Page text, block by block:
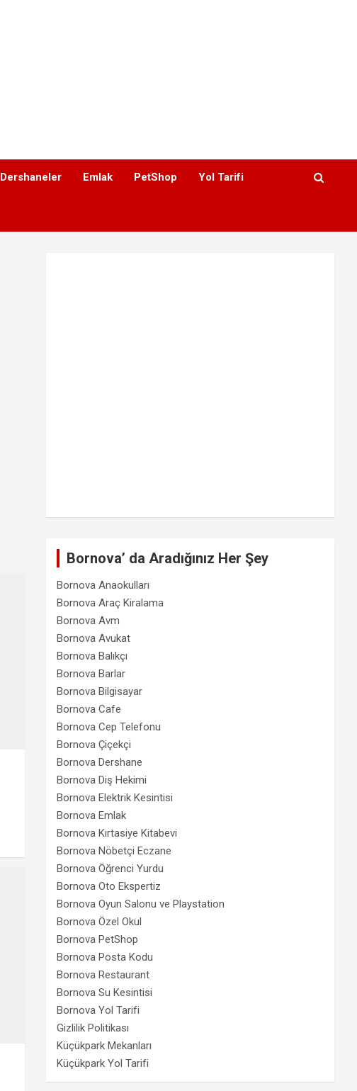
Dershaneler Emlak PetShop Yol Tarifi
Bornova’ da Aradığınız Her Şey
Bornova Anaokulları
Bornova Araç Kiralama
Bornova Avm
Bornova Avukat
Bornova Balıkçı
Bornova Barlar
Bornova Bilgisayar
Bornova Cafe
Bornova Cep Telefonu
Bornova Çiçekçi
Bornova Dershane
Bornova Diş Hekimi
Bornova Elektrik Kesintisi
Bornova Emlak
Bornova Kırtasiye Kitabevi
Bornova Nöbetçi Eczane
Bornova Öğrenci Yurdu
Bornova Oto Ekspertiz
Bornova Oyun Salonu ve Playstation
Bornova Özel Okul
Bornova PetShop
Bornova Posta Kodu
Bornova Restaurant
Bornova Su Kesintisi
Bornova Yol Tarifi
Gizlilik Politikası
Küçükpark Mekanları
Küçükpark Yol Tarifi